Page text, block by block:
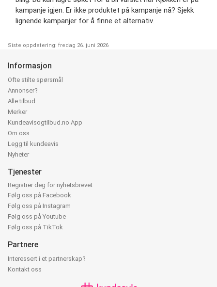
kampanje igjen. Er ikke produktet på kampanje nå? Sjekk
lignende kampanjer for å finne et alternativ.
Siste oppdatering: fredag 26. juni 2026
Informasjon
Ofte stilte spørsmål
Annonser?
Alle tilbud
Merker
Kundeavisogtilbud.no App
Om oss
Legg til kundeavis
Nyheter
Tjenester
Registrer deg for nyhetsbrevet
Følg oss på Facebook
Følg oss på Instagram
Følg oss på Youtube
Følg oss på TikTok
Partnere
Interessert i et partnerskap?
Kontakt oss